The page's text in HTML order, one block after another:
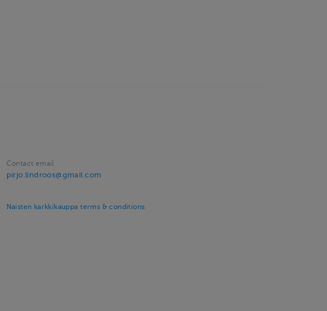
Contact email
pirjo.lindroos@gmail.com
Naisten karkkikauppa terms & conditions